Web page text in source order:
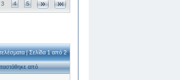
3 4 5
| Σελίδα 1 από 2
από